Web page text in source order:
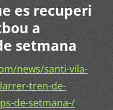
es recuperi
a
setmana
news/santi-vila-
tren-de-
de-setmana-/